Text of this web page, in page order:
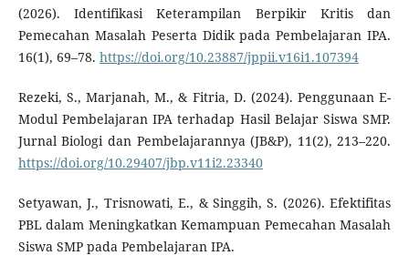
(2026). Identifikasi Keterampilan Berpikir Kritis dan
Pemecahan Masalah Peserta Didik pada Pembelajaran IPA.
16(1), 69–78. https://doi.org/10.23887/jppii.v16i1.107394
Rezeki, S., Marjanah, M., & Fitria, D. (2024). Penggunaan E-
Modul Pembelajaran IPA terhadap Hasil Belajar Siswa SMP.
Jurnal Biologi dan Pembelajarannya (JB&P), 11(2), 213–220.
https://doi.org/10.29407/jbp.v11i2.23340
Setyawan, J., Trisnowati, E., & Singgih, S. (2026). Efektifitas
PBL dalam Meningkatkan Kemampuan Pemecahan Masalah
Siswa SMP pada Pembelajaran IPA.